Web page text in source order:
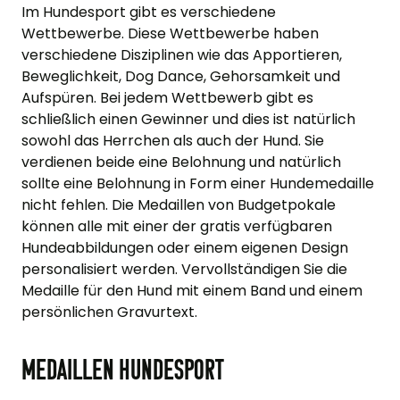
Im Hundesport gibt es verschiedene
Wettbewerbe. Diese Wettbewerbe haben
verschiedene Disziplinen wie das Apportieren,
Beweglichkeit, Dog Dance, Gehorsamkeit und
Aufspüren. Bei jedem Wettbewerb gibt es
schließlich einen Gewinner und dies ist natürlich
sowohl das Herrchen als auch der Hund. Sie
verdienen beide eine Belohnung und natürlich
sollte eine Belohnung in Form einer Hundemedaille
nicht fehlen. Die Medaillen von Budgetpokale
können alle mit einer der gratis verfügbaren
Hundeabbildungen oder einem eigenen Design
personalisiert werden. Vervollständigen Sie die
Medaille für den Hund mit einem Band und einem
persönlichen Gravurtext.
Medaillen Hundesport